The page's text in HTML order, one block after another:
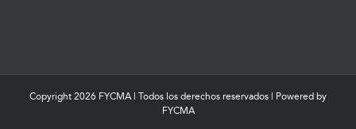
Copyright 2026 FYCMA | Todos los derechos reservados | Powered by
FYCMA